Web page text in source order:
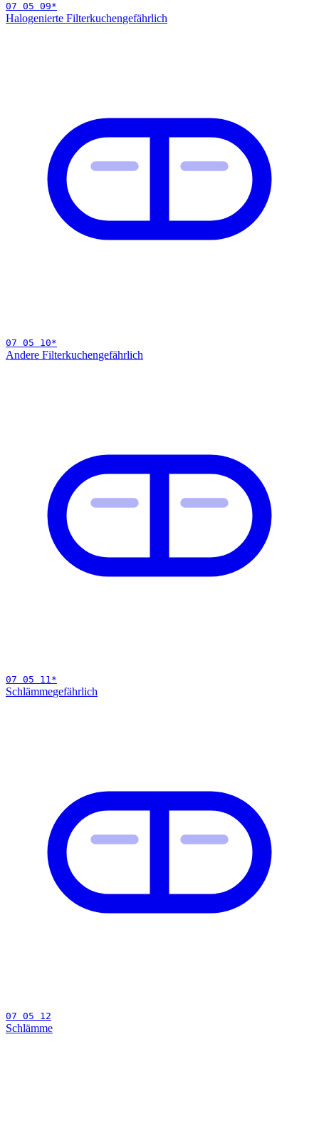
07 05 09*
Halogenierte Filterkuchengefährlich
07 05 10*
Andere Filterkuchengefährlich
07 05 11*
Schlämmegefährlich
07 05 12
Schlämme